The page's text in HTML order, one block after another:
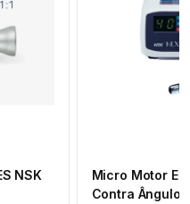
NSK
Micro Motor
Contra Ângulo